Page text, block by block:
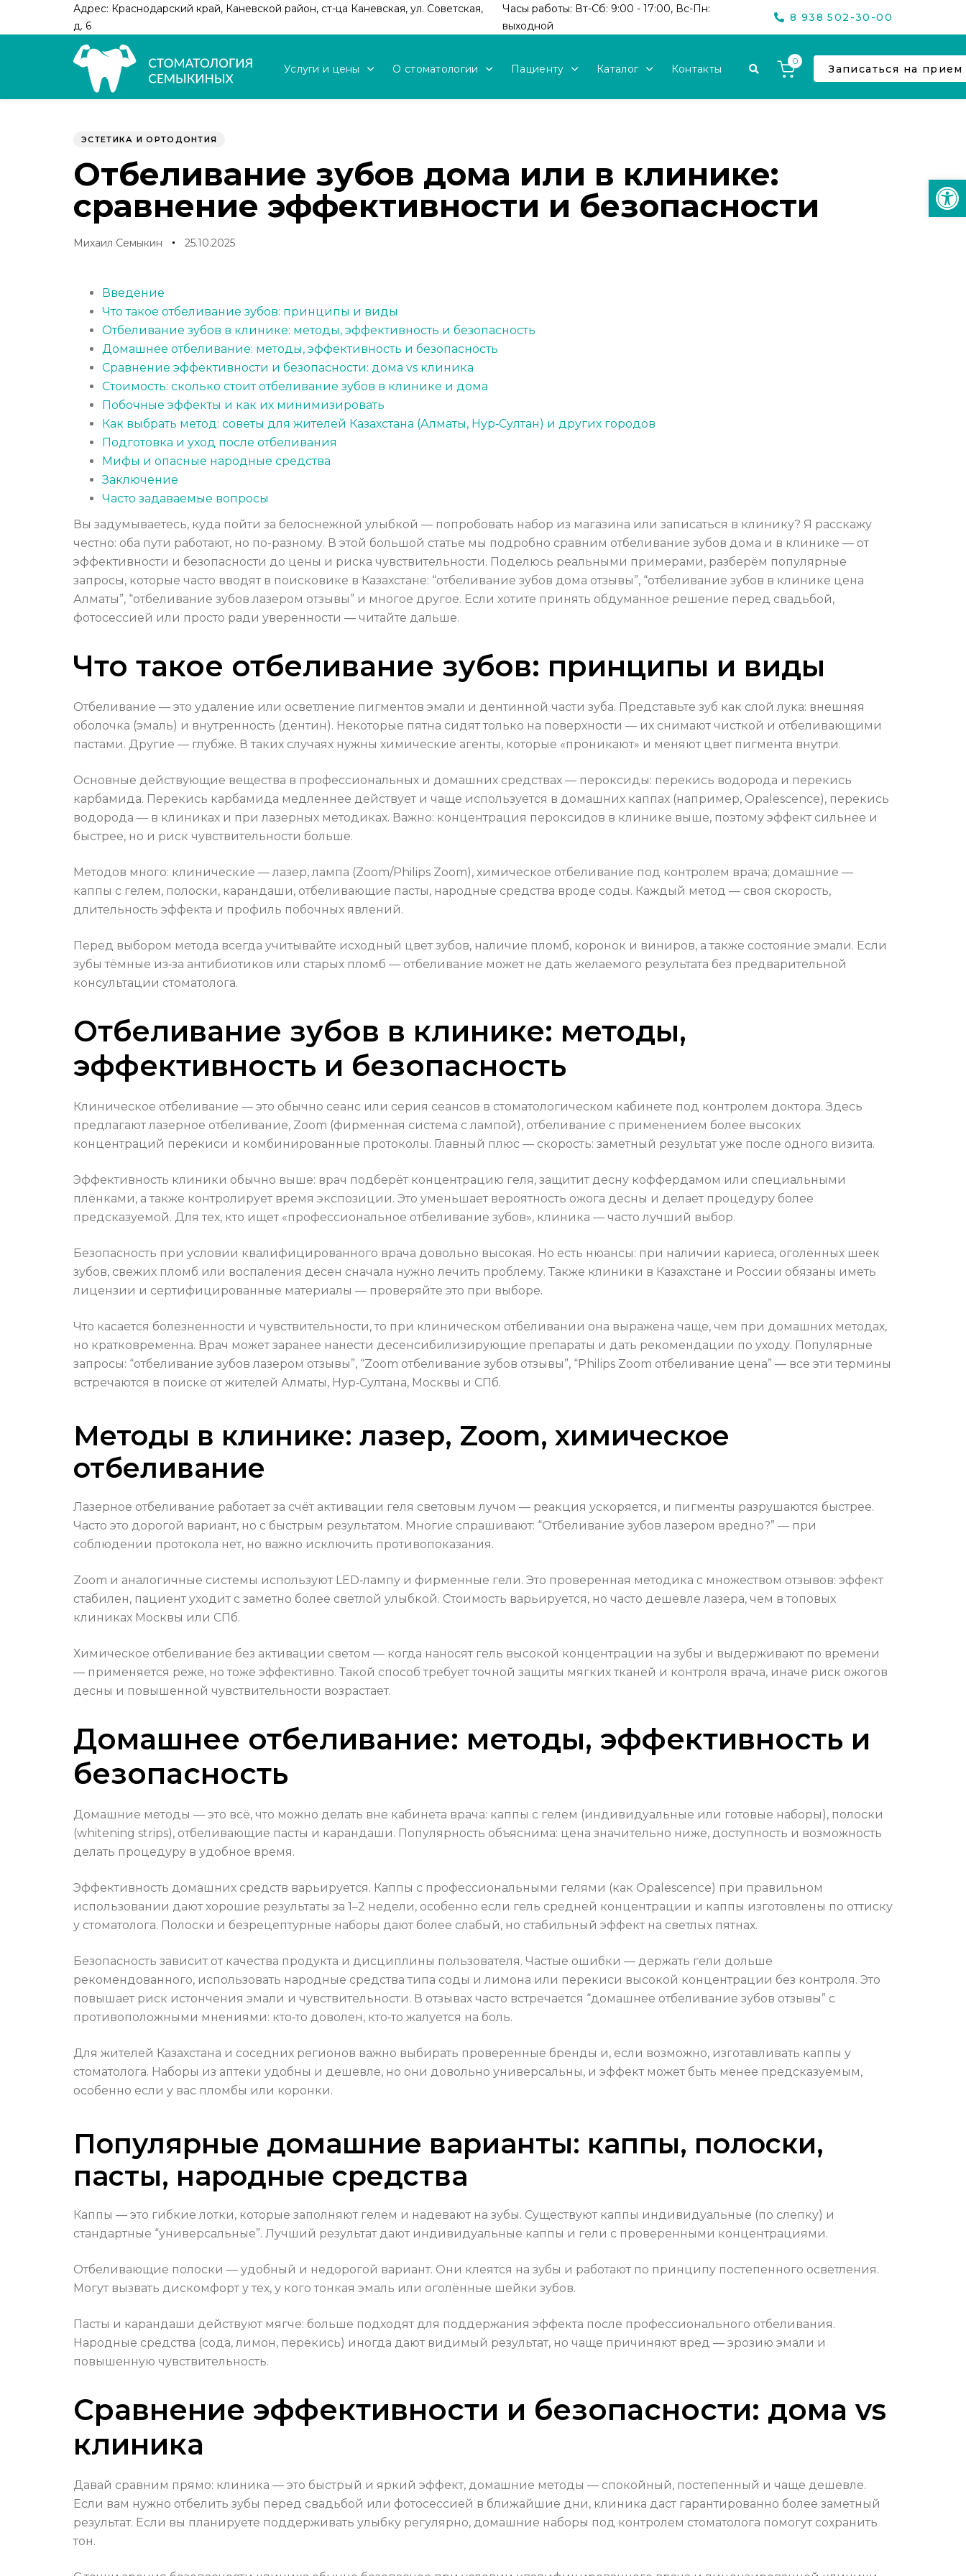
Адрес: Краснодарский край, Каневской район, ст-ца Каневская, ул. Советская,
д. 6
Часы работы: Вт-Сб: 9:00 - 17:00, Вс-Пн:
выходной
8 938 502-30-00
Услуги и цены О стоматологии Пациенту Каталог Контакты
0
Записаться на прием
ЭСТЕТИКА И ОРТОДОНТИЯ
Отбеливание зубов дома или в клинике:
сравнение эффективности и безопасности
Михаил Семыкин 25.10.2025
Введение
Что такое отбеливание зубов: принципы и виды
Отбеливание зубов в клинике: методы, эффективность и безопасность
Домашнее отбеливание: методы, эффективность и безопасность
Сравнение эффективности и безопасности: дома vs клиника
Стоимость: сколько стоит отбеливание зубов в клинике и дома
Побочные эффекты и как их минимизировать
Как выбрать метод: советы для жителей Казахстана (Алматы, Нур‑Султан) и других городов
Подготовка и уход после отбеливания
Мифы и опасные народные средства
Заключение
Часто задаваемые вопросы
Вы задумываетесь, куда пойти за белоснежной улыбкой — попробовать набор из магазина или записаться в клинику? Я расскажу
честно: оба пути работают, но по-разному. В этой большой статье мы подробно сравним отбеливание зубов дома и в клинике — от
эффективности и безопасности до цены и риска чувствительности. Поделюсь реальными примерами, разберём популярные
запросы, которые часто вводят в поисковике в Казахстане: “отбеливание зубов дома отзывы”, “отбеливание зубов в клинике цена
Алматы”, “отбеливание зубов лазером отзывы” и многое другое. Если хотите принять обдуманное решение перед свадьбой,
фотосессией или просто ради уверенности — читайте дальше.
Что такое отбеливание зубов: принципы и виды
Отбеливание — это удаление или осветление пигментов эмали и дентинной части зуба. Представьте зуб как слой лука: внешняя
оболочка (эмаль) и внутренность (дентин). Некоторые пятна сидят только на поверхности — их снимают чисткой и отбеливающими
пастами. Другие — глубже. В таких случаях нужны химические агенты, которые «проникают» и меняют цвет пигмента внутри.
Основные действующие вещества в профессиональных и домашних средствах — пероксиды: перекись водорода и перекись
карбамида. Перекись карбамида медленнее действует и чаще используется в домашних каппах (например, Opalescence), перекись
водорода — в клиниках и при лазерных методиках. Важно: концентрация пероксидов в клинике выше, поэтому эффект сильнее и
быстрее, но и риск чувствительности больше.
Методов много: клинические — лазер, лампа (Zoom/Philips Zoom), химическое отбеливание под контролем врача; домашние —
каппы с гелем, полоски, карандаши, отбеливающие пасты, народные средства вроде соды. Каждый метод — своя скорость,
длительность эффекта и профиль побочных явлений.
Перед выбором метода всегда учитывайте исходный цвет зубов, наличие пломб, коронок и виниров, а также состояние эмали. Если
зубы тёмные из‑за антибиотиков или старых пломб — отбеливание может не дать желаемого результата без предварительной
консультации стоматолога.
Отбеливание зубов в клинике: методы,
эффективность и безопасность
Клиническое отбеливание — это обычно сеанс или серия сеансов в стоматологическом кабинете под контролем доктора. Здесь
предлагают лазерное отбеливание, Zoom (фирменная система с лампой), отбеливание с применением более высоких
концентраций перекиси и комбинированные протоколы. Главный плюс — скорость: заметный результат уже после одного визита.
Эффективность клиники обычно выше: врач подберёт концентрацию геля, защитит десну коффердамом или специальными
плёнками, а также контролирует время экспозиции. Это уменьшает вероятность ожога десны и делает процедуру более
предсказуемой. Для тех, кто ищет «профессиональное отбеливание зубов», клиника — часто лучший выбор.
Безопасность при условии квалифицированного врача довольно высокая. Но есть нюансы: при наличии кариеса, оголённых шеек
зубов, свежих пломб или воспаления десен сначала нужно лечить проблему. Также клиники в Казахстане и России обязаны иметь
лицензии и сертифицированные материалы — проверяйте это при выборе.
Что касается болезненности и чувствительности, то при клиническом отбеливании она выражена чаще, чем при домашних методах,
но кратковременна. Врач может заранее нанести десенсибилизирующие препараты и дать рекомендации по уходу. Популярные
запросы: “отбеливание зубов лазером отзывы”, “Zoom отбеливание зубов отзывы”, “Philips Zoom отбеливание цена” — все эти термины
встречаются в поиске от жителей Алматы, Нур‑Султана, Москвы и СПб.
Методы в клинике: лазер, Zoom, химическое
отбеливание
Лазерное отбеливание работает за счёт активации геля световым лучом — реакция ускоряется, и пигменты разрушаются быстрее.
Часто это дорогой вариант, но с быстрым результатом. Многие спрашивают: “Отбеливание зубов лазером вредно?” — при
соблюдении протокола нет, но важно исключить противопоказания.
Zoom и аналогичные системы используют LED‑лампу и фирменные гели. Это проверенная методика с множеством отзывов: эффект
стабилен, пациент уходит с заметно более светлой улыбкой. Стоимость варьируется, но часто дешевле лазера, чем в топовых
клиниках Москвы или СПб.
Химическое отбеливание без активации светом — когда наносят гель высокой концентрации на зубы и выдерживают по времени
— применяется реже, но тоже эффективно. Такой способ требует точной защиты мягких тканей и контроля врача, иначе риск ожогов
десны и повышенной чувствительности возрастает.
Домашнее отбеливание: методы, эффективность и
безопасность
Домашние методы — это всё, что можно делать вне кабинета врача: каппы с гелем (индивидуальные или готовые наборы), полоски
(whitening strips), отбеливающие пасты и карандаши. Популярность объяснима: цена значительно ниже, доступность и возможность
делать процедуру в удобное время.
Эффективность домашних средств варьируется. Каппы с профессиональными гелями (как Opalescence) при правильном
использовании дают хорошие результаты за 1–2 недели, особенно если гель средней концентрации и каппы изготовлены по оттиску
у стоматолога. Полоски и безрецептурные наборы дают более слабый, но стабильный эффект на светлых пятнах.
Безопасность зависит от качества продукта и дисциплины пользователя. Частые ошибки — держать гели дольше
рекомендованного, использовать народные средства типа соды и лимона или перекиси высокой концентрации без контроля. Это
повышает риск истончения эмали и чувствительности. В отзывах часто встречается “домашнее отбеливание зубов отзывы” с
противоположными мнениями: кто‑то доволен, кто‑то жалуется на боль.
Для жителей Казахстана и соседних регионов важно выбирать проверенные бренды и, если возможно, изготавливать каппы у
стоматолога. Наборы из аптеки удобны и дешевле, но они довольно универсальны, и эффект может быть менее предсказуемым,
особенно если у вас пломбы или коронки.
Популярные домашние варианты: каппы, полоски,
пасты, народные средства
Каппы — это гибкие лотки, которые заполняют гелем и надевают на зубы. Существуют каппы индивидуальные (по слепку) и
стандартные “универсальные”. Лучший результат дают индивидуальные каппы и гели с проверенными концентрациями.
Отбеливающие полоски — удобный и недорогой вариант. Они клеятся на зубы и работают по принципу постепенного осветления.
Могут вызвать дискомфорт у тех, у кого тонкая эмаль или оголённые шейки зубов.
Пасты и карандаши действуют мягче: больше подходят для поддержания эффекта после профессионального отбеливания.
Народные средства (сода, лимон, перекись) иногда дают видимый результат, но чаще причиняют вред — эрозию эмали и
повышенную чувствительность.
Сравнение эффективности и безопасности: дома vs
клиника
Давай сравним прямо: клиника — это быстрый и яркий эффект, домашние методы — спокойный, постепенный и чаще дешевле.
Если вам нужно отбелить зубы перед свадьбой или фотосессией в ближайшие дни, клиника даст гарантированно более заметный
результат. Если вы планируете поддерживать улыбку регулярно, домашние наборы под контролем стоматолога помогут сохранить
тон.